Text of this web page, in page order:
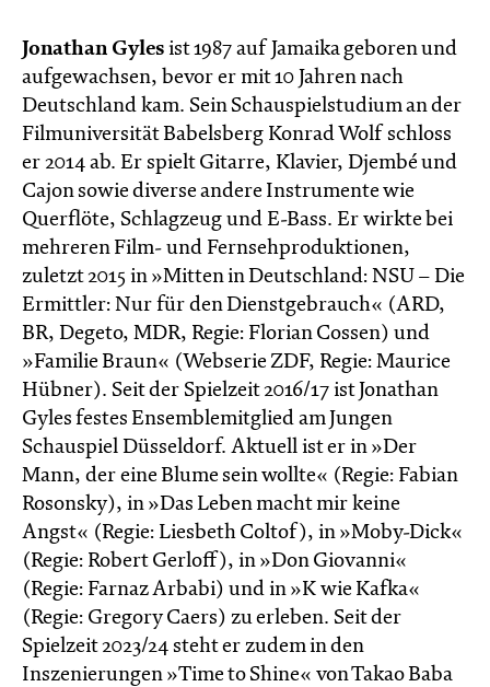
Jonathan Gyles ist 1987 auf Jamaika geboren und
aufgewachsen, bevor er mit 10 Jahren nach
Deutschland kam. Sein Schauspielstudium an der
Filmuniversität Babelsberg Konrad Wolf schloss
er 2014 ab. Er spielt Gitarre, Klavier, Djembé und
Cajon sowie diverse andere Instrumente wie
Querflöte, Schlagzeug und E-Bass. Er wirkte bei
mehreren Film- und Fernsehproduktionen,
zuletzt 2015 in »Mitten in Deutschland: NSU – Die
Ermittler: Nur für den Dienstgebrauch« (ARD,
BR, Degeto, MDR, Regie: Florian Cossen) und
»Familie Braun« (Webserie ZDF, Regie: Maurice
Hübner). Seit der Spielzeit 2016/17 ist Jonathan
Gyles festes Ensemblemitglied am Jungen
Schauspiel Düsseldorf. Aktuell ist er in »Der
Mann, der eine Blume sein wollte« (Regie: Fabian
Rosonsky), in »Das Leben macht mir keine
Angst« (Regie: Liesbeth Coltof), in »Moby-Dick«
(Regie: Robert Gerloff), in »Don Giovanni«
(Regie: Farnaz Arbabi) und in »K wie Kafka«
(Regie: Gregory Caers) zu erleben. Seit der
Spielzeit 2023/24 steht er zudem in den
Inszenierungen »Time to Shine« von Takao Baba